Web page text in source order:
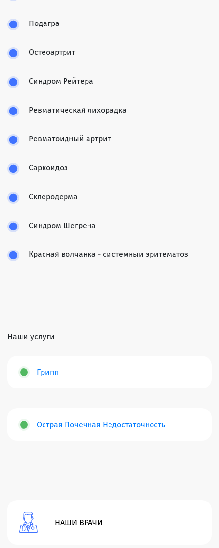
Подагра
Остеоартрит
Синдром Рейтера
Ревматическая лихорадка
Ревматоидный артрит
Саркоидоз
Склеродерма
Синдром Шегрена
Красная волчанка - системный эритематоз
Наши услуги
Грипп
Острая Почечная Недостаточность
НАШИ ВРАЧИ